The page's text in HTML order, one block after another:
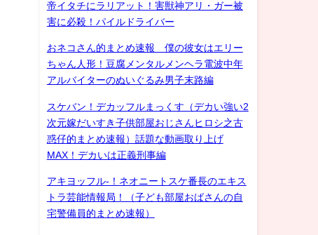
帝イタチにラリアット！害獣神アリ・ガー被
害に必殺！パイルドライバー
おネコさん的まとめ速報 僕の彼女はエリー
ちゃん人形！豆腐メンタルメンヘラ電波中年
アルバイターのぬいぐるみ男子末路編
スケバン！デカッフルまっくす（デカい強い2
次元嫁だいすき子供部屋おじさんヒロシ之古
惑仔的まとめ速報）話題な動画取り上げ
MAX！デカいは正義刑事編
アキヨッフル-！ネオニートスケ番長のエキス
トラ芸能情報局！（子ども部屋おばさんの自
宅警備員的まとめ速報）